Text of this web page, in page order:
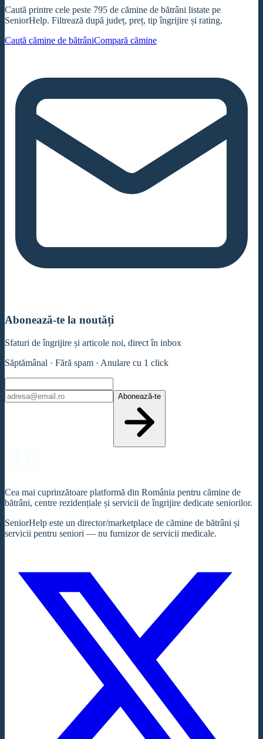
Caută printre cele peste 795 de cămine de bătrâni listate pe
SeniorHelp. Filtrează după județ, preț, tip îngrijire și rating.
Caută cămine de bătrâniCompară cămine
Abonează-te la noutăți
Sfaturi de îngrijire și articole noi, direct în inbox
Săptămânal · Fără spam · Anulare cu 1 click
Abonează-te
Cea mai cuprinzătoare platformă din România pentru cămine de
bătrâni, centre rezidențiale și servicii de îngrijire dedicate seniorilor.
SeniorHelp este un director/marketplace de cămine de bătrâni și
servicii pentru seniori — nu furnizor de servicii medicale.